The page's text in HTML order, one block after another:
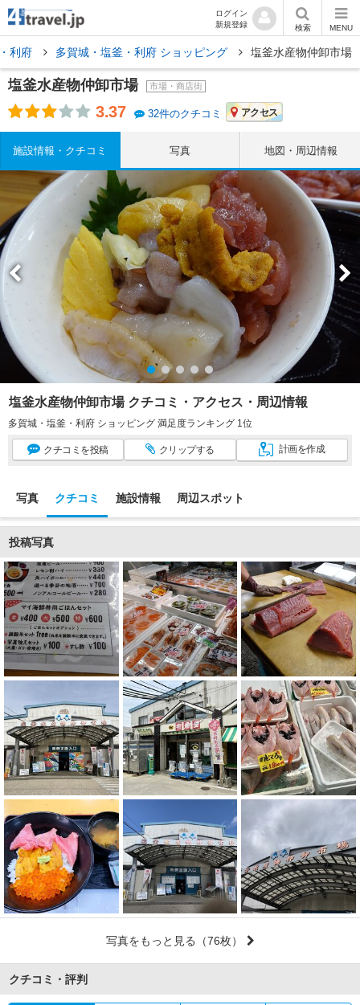
ログイン
新規登録
検索 MENU
利府 多賀城・塩釜・利府 ショッピング 塩釜水産物仲卸市場
塩釜水産物仲卸市場 市場・商店街
3.37 32件のクチコミ アクセス
施設情報・クチコミ 写真 地図・周辺情報
塩釜水産物仲卸市場 クチコミ・アクセス・周辺情報
多賀城・塩釜・利府 ショッピング 満足度ランキング 1位
クチコミ を投稿 クリップする 計画を作成
写真 クチコミ 施設情報 周辺スポット
投稿写真
写真をもっと見る （76枚）
クチコミ・評判